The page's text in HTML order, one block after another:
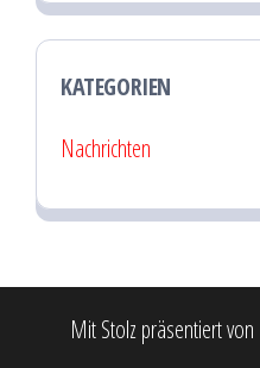
KATEGORIEN
Nachrichten
Mit Stolz präsentiert von